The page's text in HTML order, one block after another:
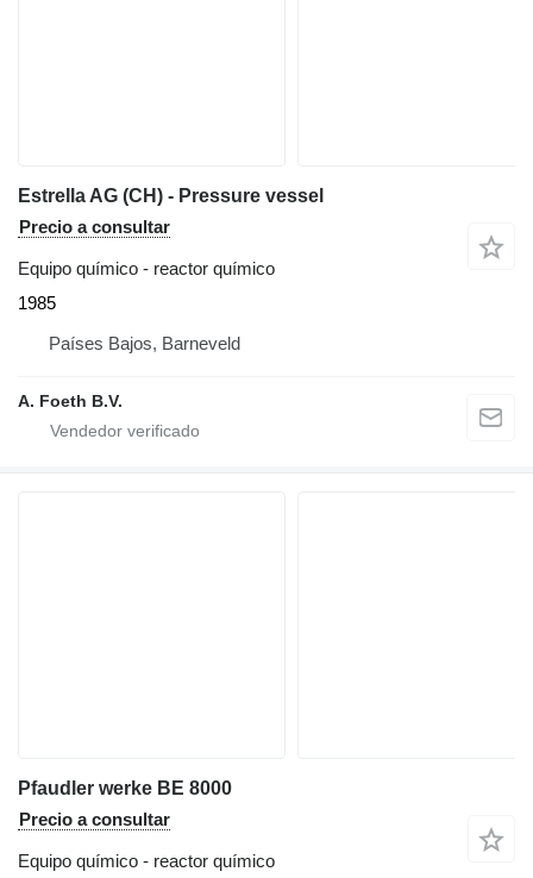
Estrella AG (CH) - Pressure vessel
Precio a consultar
Equipo químico - reactor químico
1985
Países Bajos, Barneveld
A. Foeth B.V.
Pfaudler werke BE 8000
Precio a consultar
Equipo químico - reactor químico